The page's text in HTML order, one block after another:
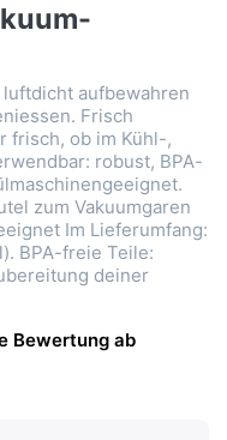
aufbewahren
Frisch
frisch, ob im Kühl-,
robust, BPA-
zum Vakuumgaren
Im Lieferumfang:
BPA-freie Teile:
deiner
Bewertung ab